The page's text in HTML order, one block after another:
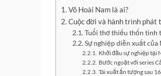
Võ Hoài Nam là ai?
Cuộc đời và hành trình phát
Tuổi thơ thiếu thốn tình
Sự nghiệp diễn xuất của
Khởi đầu sự nghiệp tại
Bước ngoặt với series
Tái xuất ấn tượng sau